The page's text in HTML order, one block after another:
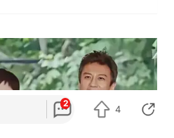
2
4